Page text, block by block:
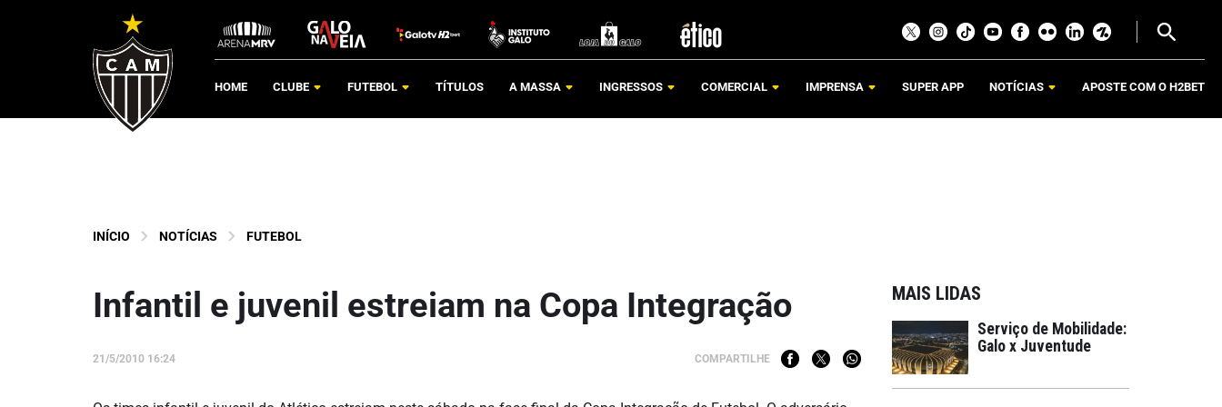
HOME CLUBE FUTEBOL TÍTULOS A MASSA INGRESSOS COMERCIAL IMPRENSA SUPER APP NOTÍCIAS APOSTE COM O H2BET
INÍCIO NOTÍCIAS FUTEBOL
Infantil e juvenil estreiam na Copa Integração
21/5/2010 16:24 COMPARTILHE
MAIS LIDAS
Serviço de Mobilidade:
Galo x Juventude